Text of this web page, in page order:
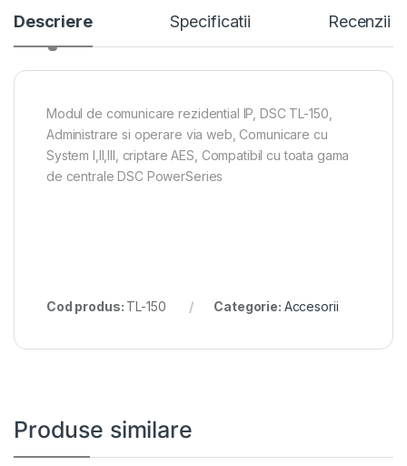
Descriere Specificatii Recenzii
Modul de comunicare rezidential IP, DSC TL-150,
Administrare si operare via web, Comunicare cu
System I,II,III, criptare AES, Compatibil cu toata gama
de centrale DSC PowerSeries
Cod produs: TL-150 Categorie: Accesorii
Produse similare